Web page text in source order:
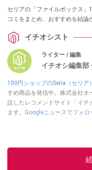
セリアの「ファイルボックス
コミをまとめ、おすすめを結論
イチオシスト
ライター / 編集
イチオシ編集部
100円ショップのSeria（セリア）
すめ商品を発信中。株式会社
設したレコメンドサイト「イチ
ます。 Googleニュースでフォロ